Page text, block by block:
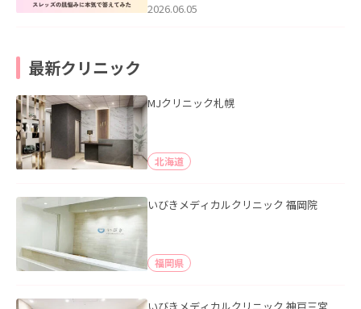
2026.06.05
最新クリニック
MJクリニック札幌
北海道
いびきメディカルクリニック 福岡院
福岡県